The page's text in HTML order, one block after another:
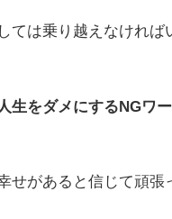
ては乗り越えなければ
生をダメにするNGワ
せがあると信じて頑張